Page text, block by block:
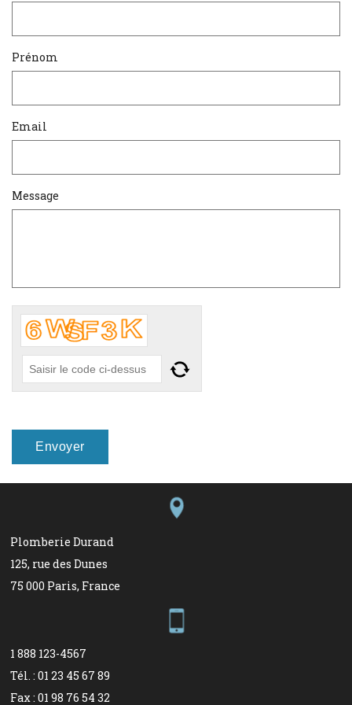
Prénom
Email
Message
Plomberie Durand
125, rue des Dunes
75 000 Paris, France
1 888 123-4567
Tél. : 01 23 45 67 89
Fax : 01 98 76 54 32